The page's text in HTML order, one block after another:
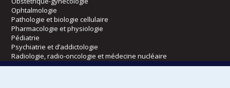
Ophtalmologie
Pathologie et biologie cellulaire
Pharmacologie et physiologie
Pédiatrie
Psychiatrie et d’addictologie
Radiologie, radio-oncologie et médecine nucléaire